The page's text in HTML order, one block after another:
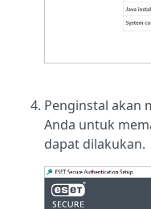
Penginstal akan
Anda untuk
dapat dilakukan.